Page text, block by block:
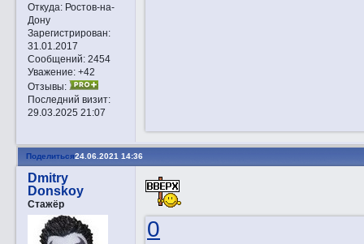
Откуда:Ростов-на-
Дону
Зарегистрирован:
31.01.2017
Сообщений:2454
Уважение: +42
Отзывы:
Последний визит:
29.03.2025 21:07
Поделиться24.06.2021 14:36
Dmitry
Donskoy
Стажёр
0